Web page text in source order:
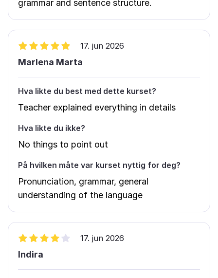
grammar and sentence structure.
17. jun 2026
Marlena Marta
Hva likte du best med dette kurset?
Teacher explained everything in details
Hva likte du ikke?
No things to point out
På hvilken måte var kurset nyttig for deg?
Pronunciation, grammar, general
understanding of the language
17. jun 2026
Indira